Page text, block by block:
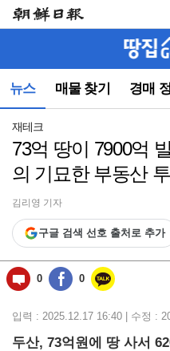
뉴
(컨
동)
뉴스 매물 찾기 경매
재테크
73억 땅이 7900억
의 기묘한 부동산
김리영 기자
구글 검색 선호 출처로 추가
0 0
입력 : 2025.12.17 16:40 | 수정 :
두산, 73억원에 땅 사서